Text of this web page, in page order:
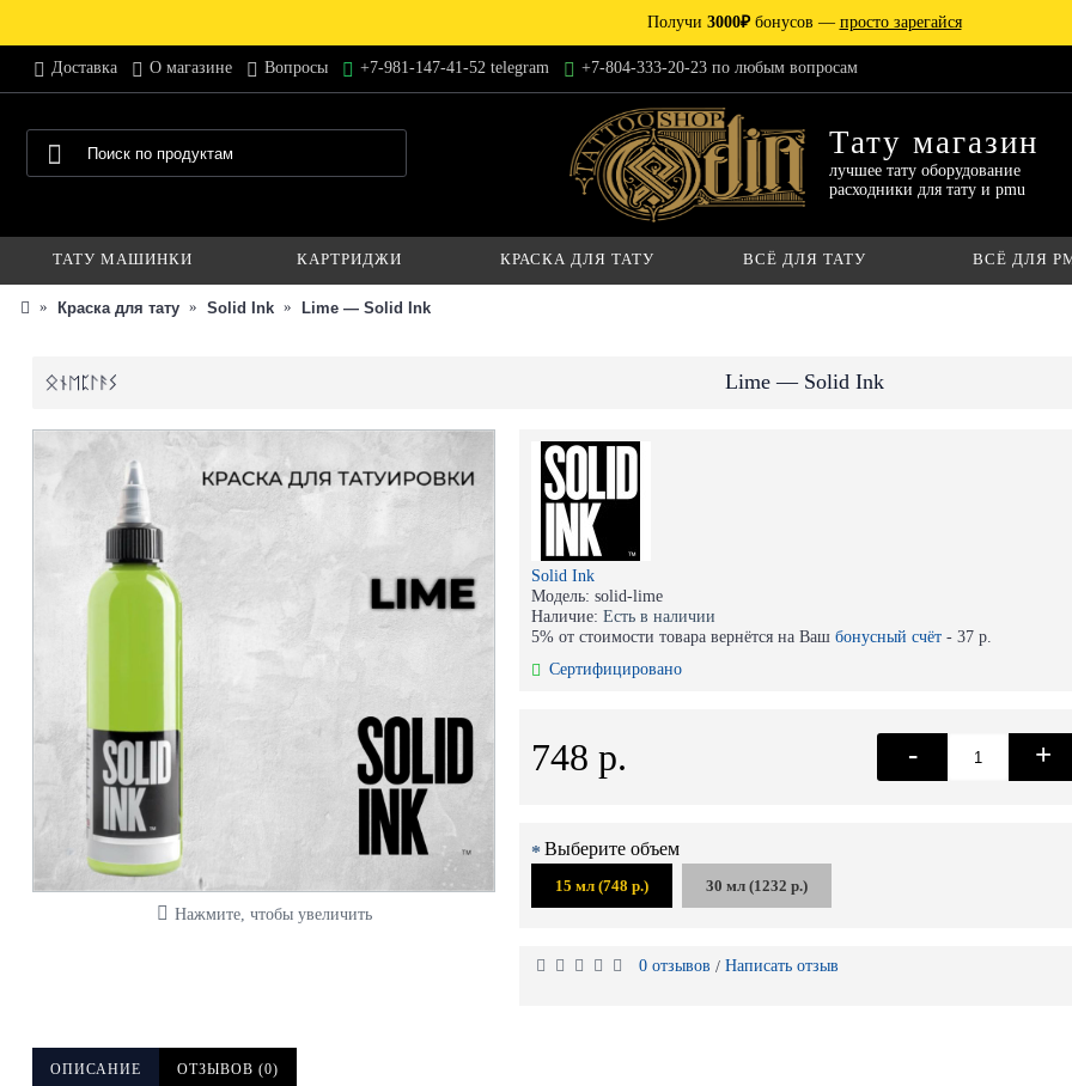
Получи 3000₽бонусов — просто зарегайся
Доставка О магазине Вопросы +7-981-147-41-52 telegram +7-804-333-20-23 по любым вопросам
Тату магазин
лучшее тату оборудование
расходники для тату и pmu
ТАТУ МАШИНКИ КАРТРИДЖИ КРАСКА ДЛЯ ТАТУ ВСЁ ДЛЯ ТАТУ ВСЁ ДЛЯ
Краска для тату Solid Ink Lime — Solid Ink
Lime — Solid Ink
Нажмите, чтобы увеличить
Solid Ink
Модель: solid-lime
Наличие: Есть в наличии
5% от стоимости товара вернётся на Ваш бонусный счёт - 37 р.
Сертифицировано
748 р. - +
Выберите объем
15 мл (748 р.) 30 мл (1232 р.)
0 отзывов / Написать отзыв
ОПИСАНИЕ ОТЗЫВОВ (0)